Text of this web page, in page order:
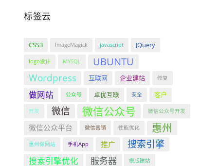
标签云
CSS3 ImageMagick javascript JQuery
logo设计 MYSQL UBUNTU
Wordpress 互联网 企业建站 修复
做网站 公众号 卓优互联 安全 客户
开发 微信 微信公众号 微信公众号开发
微信公众平台 微信营销 性能优化 惠州
惠州做网站 手机App 推广 搜索引擎
搜索引擎优化 服务器 模版建站